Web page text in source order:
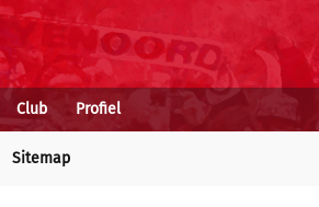
Club Profiel
Sitemap